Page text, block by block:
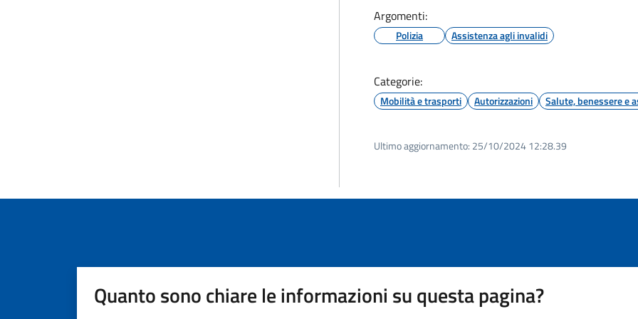
Argomenti:
Polizia Assistenza agli invalidi
Categorie:
Mobilità e trasporti Autorizzazioni Salute, benessere e
Ultimo aggiornamento: 25/10/2024 12:28.39
Quanto sono chiare le informazioni su questa pagina?